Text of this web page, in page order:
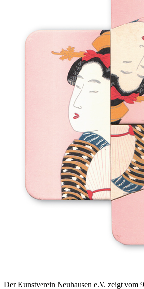
Der Kunstverein Neuhausen e.V. zeigt vom